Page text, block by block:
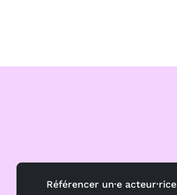
Référencer un·e acteur·rice